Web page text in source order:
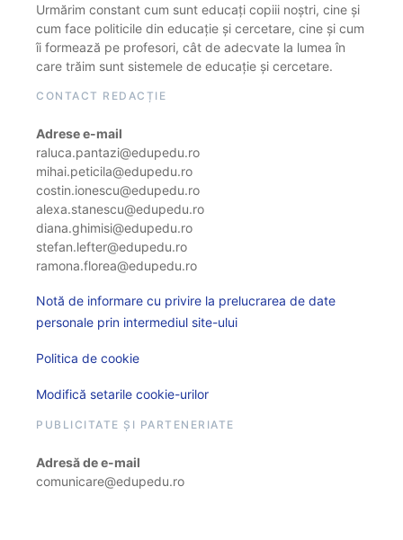
Urmărim constant cum sunt educați copiii noștri, cine și
cum face politicile din educație și cercetare, cine și cum
îi formează pe profesori, cât de adecvate la lumea în
care trăim sunt sistemele de educație și cercetare.
CONTACT REDACȚIE
Adrese e-mail
raluca.pantazi@edupedu.ro
mihai.peticila@edupedu.ro
costin.ionescu@edupedu.ro
alexa.stanescu@edupedu.ro
diana.ghimisi@edupedu.ro
stefan.lefter@edupedu.ro
ramona.florea@edupedu.ro
Notă de informare cu privire la prelucrarea de date
personale prin intermediul site-ului
Politica de cookie
Modifică setarile cookie-urilor
PUBLICITATE ȘI PARTENERIATE
Adresă de e-mail
comunicare@edupedu.ro